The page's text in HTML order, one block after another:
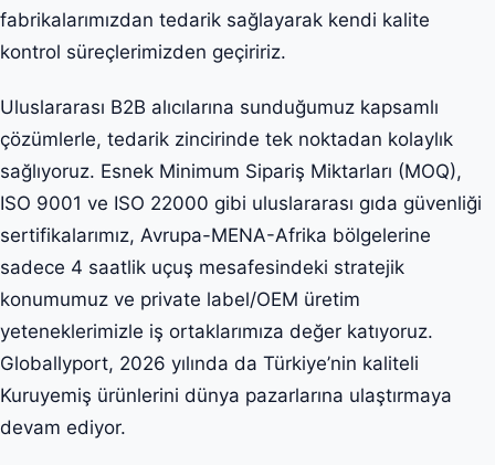
fabrikalarımızdan tedarik sağlayarak kendi kalite
kontrol süreçlerimizden geçiririz.
Uluslararası B2B alıcılarına sunduğumuz kapsamlı
çözümlerle, tedarik zincirinde tek noktadan kolaylık
sağlıyoruz. Esnek Minimum Sipariş Miktarları (MOQ),
ISO 9001 ve ISO 22000 gibi uluslararası gıda güvenliği
sertifikalarımız, Avrupa-MENA-Afrika bölgelerine
sadece 4 saatlik uçuş mesafesindeki stratejik
konumumuz ve private label/OEM üretim
yeteneklerimizle iş ortaklarımıza değer katıyoruz.
Globallyport, 2026 yılında da Türkiye’nin kaliteli
Kuruyemiş ürünlerini dünya pazarlarına ulaştırmaya
devam ediyor.